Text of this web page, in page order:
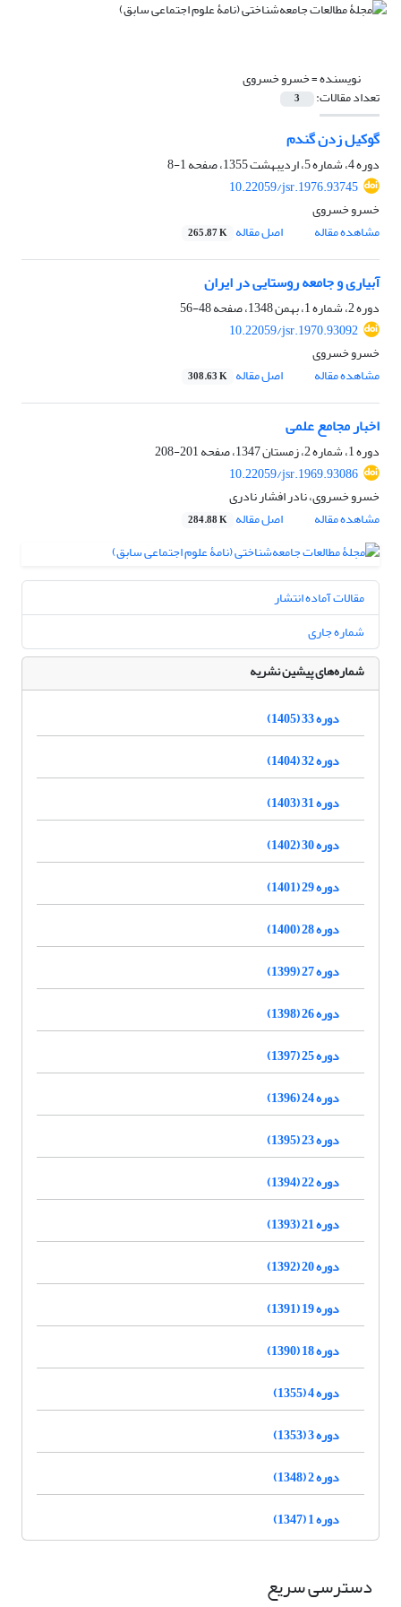
نویسنده =خسرو خسروی
تعداد مقالات: 3
گوکیل زدن گندم
دوره 4، شماره 5، اردیبهشت 1355، صفحه
1-8
10.22059/jsr.1976.93745
خسرو خسروی
مشاهده مقاله
اصل مقاله 265.87 K
آبیاری و جامعه روستایی در ایران
دوره 2، شماره 1، بهمن 1348، صفحه
48-56
10.22059/jsr.1970.93092
خسرو خسروی
مشاهده مقاله
اصل مقاله 308.63 K
اخبار مجامع علمی
دوره 1، شماره 2، زمستان 1347، صفحه
201-208
10.22059/jsr.1969.93086
خسرو خسروی، نادر افشار نادری
مشاهده مقاله
اصل مقاله 284.88 K
مقالات آماده انتشار
شماره جاری
شماره‌های پیشین نشریه
دوره 33 (1405)
دوره 32 (1404)
دوره 31 (1403)
دوره 30 (1402)
دوره 29 (1401)
دوره 28 (1400)
دوره 27 (1399)
دوره 26 (1398)
دوره 25 (1397)
دوره 24 (1396)
دوره 23 (1395)
دوره 22 (1394)
دوره 21 (1393)
دوره 20 (1392)
دوره 19 (1391)
دوره 18 (1390)
دوره 4 (1355)
دوره 3 (1353)
دوره 2 (1348)
دوره 1 (1347)
دسترسی سریع